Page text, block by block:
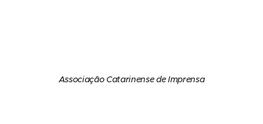
Associação Catarinense de Imprensa